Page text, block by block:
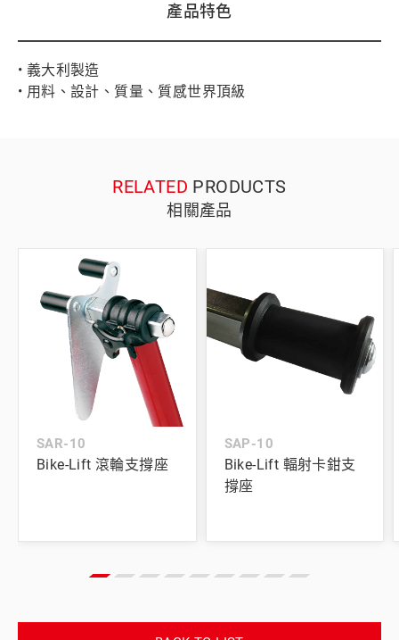
產品特色
• 義大利製造
• 用料、設計、質量、質感世界頂級
RELATED PRODUCTS
相關產品
SAR-10
Bike-Lift 滾輪支撐座
SAP-10
Bike-Lift 輻射卡鉗支
撐座